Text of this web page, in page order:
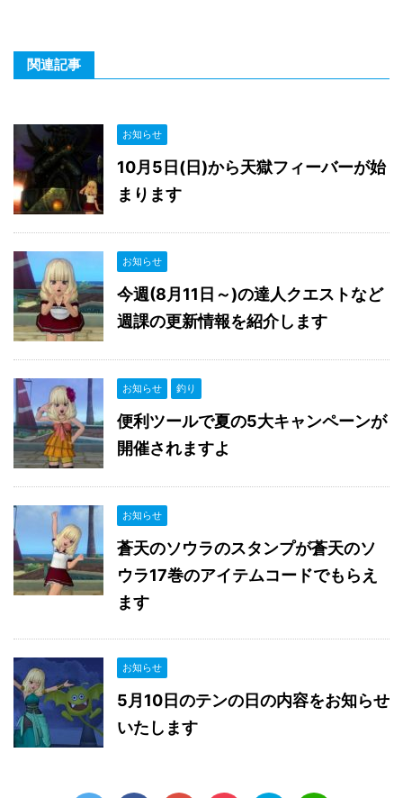
関連記事
お知らせ
10月5日(日)から天獄フィーバーが始
まります
お知らせ
今週(8月11日～)の達人クエストなど
週課の更新情報を紹介します
お知らせ 釣り
便利ツールで夏の5大キャンペーンが
開催されますよ
お知らせ
蒼天のソウラのスタンプが蒼天のソ
ウラ17巻のアイテムコードでもらえ
ます
お知らせ
5月10日のテンの日の内容をお知らせ
いたします